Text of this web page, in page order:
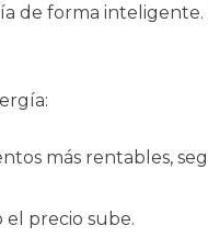
de forma
más rentables,
precio sube.